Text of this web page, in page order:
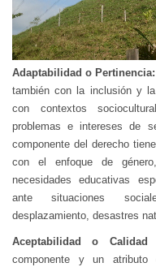
Adaptabilidad o Pertinencia:
también con la inclusión y
con contextos
problemas e intereses de
componente del derecho
con el enfoque de
necesidades educativas
ante situaciones
desplazamiento, desastres
Aceptabilidad o Calidad
componente y un